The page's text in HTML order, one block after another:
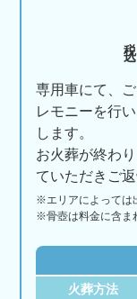
専用車にて、
レモニーを行
します。
お火葬が終わ
ていただきご
※エリアによっては
※骨壺は料金に含ま
火葬方法